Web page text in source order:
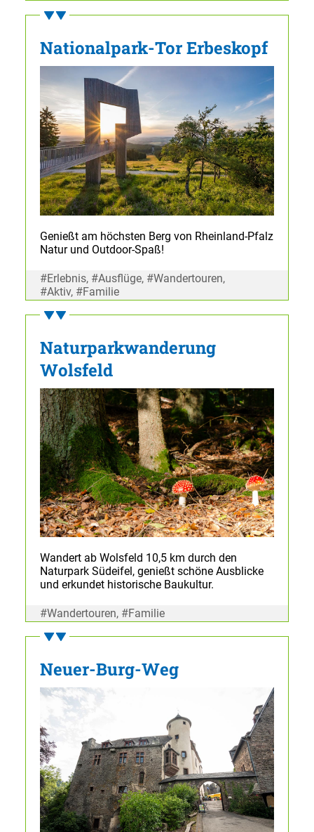
Nationalpark-Tor Erbeskopf
Genießt am höchsten Berg von Rheinland-Pfalz
Natur und Outdoor-Spaß!
#Erlebnis, #Ausflüge, #Wandertouren,
#Aktiv, #Familie
Naturparkwanderung
Wolsfeld
Wandert ab Wolsfeld 10,5 km durch den
Naturpark Südeifel, genießt schöne Ausblicke
und erkundet historische Baukultur.
#Wandertouren, #Familie
Neuer-Burg-Weg